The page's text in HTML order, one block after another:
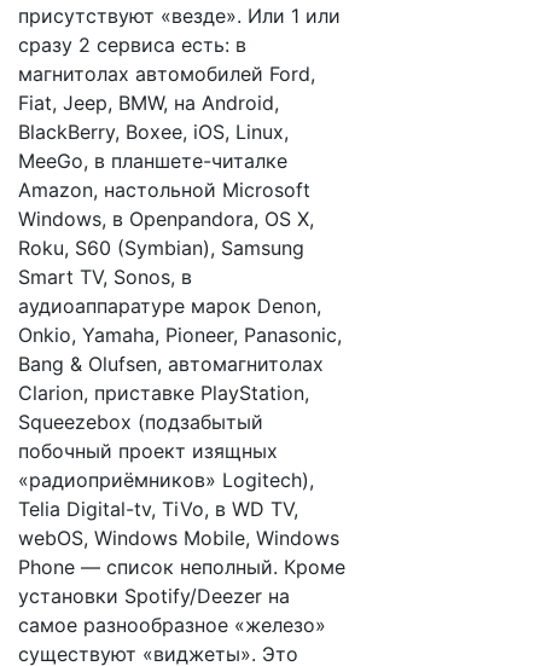
присутствуют «везде». Или 1 или
сразу 2 сервиса есть: в
магнитолах автомобилей Ford,
Fiat, Jeep, BMW, на Android,
BlackBerry, Boxee, iOS, Linux,
MeeGo, в планшете-читалке
Amazon, настольной Microsoft
Windows, в Openpandora, OS X,
Roku, S60 (Symbian), Samsung
Smart TV, Sonos, в
аудиоаппаратуре марок Denon,
Onkio, Yamaha, Pioneer, Panasonic,
Bang & Olufsen, автомагнитолах
Clarion, приставке PlayStation,
Squeezebox (подзабытый
побочный проект изящных
«радиоприёмников» Logitech),
Telia Digital-tv, TiVo, в WD TV,
webOS, Windows Mobile, Windows
Phone — список неполный. Кроме
установки Spotify/Deezer на
самое разнообразное «железо»
существуют «виджеты». Это